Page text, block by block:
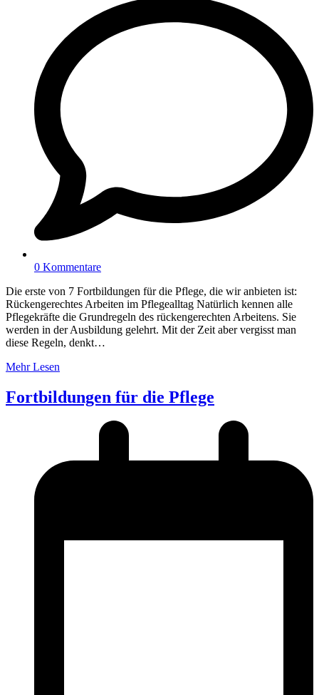
0 Kommentare
Die erste von 7 Fortbildungen für die Pflege, die wir anbieten ist:
Rückengerechtes Arbeiten im Pflegealltag Natürlich kennen alle
Pflegekräfte die Grundregeln des rückengerechten Arbeitens. Sie
werden in der Ausbildung gelehrt. Mit der Zeit aber vergisst man
diese Regeln, denkt…
Mehr Lesen
Fortbildungen für die Pflege